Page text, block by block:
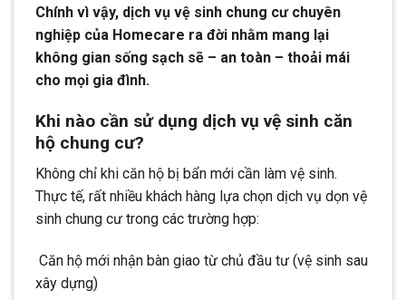
Chính vì vậy, dịch vụ vệ sinh chung cư chuyên
nghiệp của Homecare ra đời nhằm mang lại
không gian sống sạch sẽ – an toàn – thoải mái
cho mọi gia đình.
Khi nào cần sử dụng dịch vụ vệ sinh căn
hộ chung cư?
Không chỉ khi căn hộ bị bẩn mới cần làm vệ sinh.
Thực tế, rất nhiều khách hàng lựa chọn dịch vụ dọn vệ
sinh chung cư trong các trường hợp:
Căn hộ mới nhận bàn giao từ chủ đầu tư (vệ sinh sau
xây dựng)